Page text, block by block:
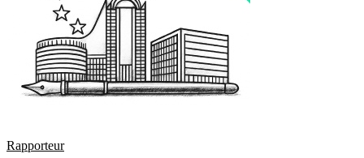
Rapporteur